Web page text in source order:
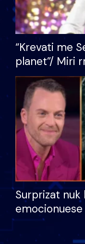
“Krevati me
planet”/ Miri
bukura në
mungojë
Surprizat nuk
nëna dhe
nuk i mban